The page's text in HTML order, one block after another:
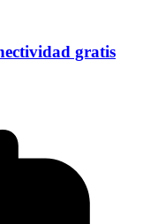
gratis